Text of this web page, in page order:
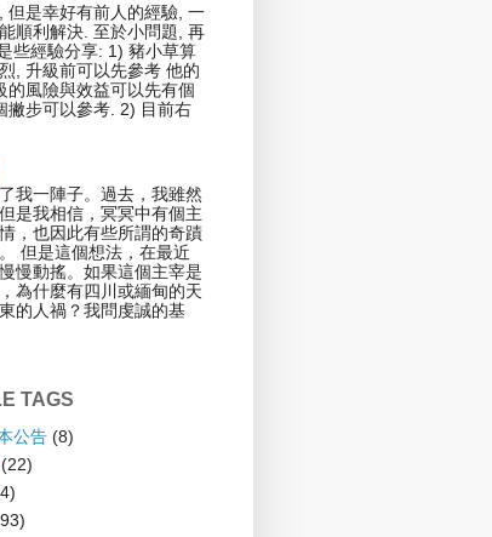
但是幸好有前人的經驗, 一
順利解決. 至於小問題, 再
些經驗分享: 1) 豬小草算
, 升級前可以先參考 他的
的風險與效益可以先有個
撇步可以參考. 2) 目前右
我一陣子。過去，我雖然
是我相信，冥冥中有個主
，也因此有些所謂的奇蹟
但是這個想法，在最近
慢動搖。如果這個主宰是
為什麼有四川或緬甸的天
的人禍？我問虔誠的基
TAGS
公告 (8)
(22)